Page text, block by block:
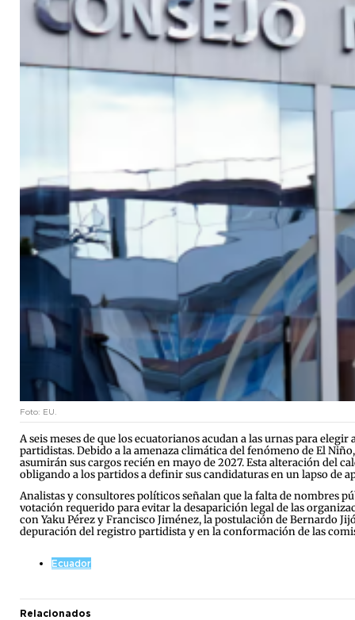
Foto: EU.
A seis meses de que los ecuatorianos acudan a las urnas para
partidistas. Debido a la amenaza climática del fenómeno de El
asumirán sus cargos recién en mayo de 2027. Esta alteración del
obligando a los partidos a definir sus candidaturas en un lapso de
Analistas y consultores políticos señalan que la falta de nombres
votación requerido para evitar la desaparición legal de las
con Yaku Pérez y Francisco Jiménez, la postulación de Bernardo
depuración del registro partidista y en la conformación de las
Ecuador
Relacionados